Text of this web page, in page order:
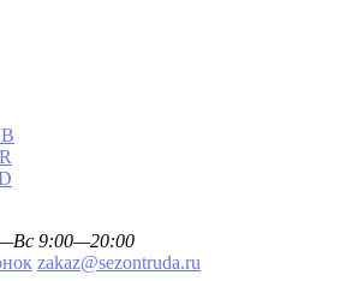
9:00—20:00
zakaz@sezontruda.ru